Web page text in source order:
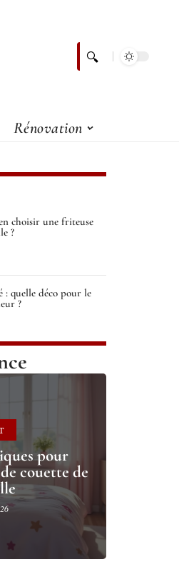
Rénovation
choisir une friteuse
?
: quelle déco pour le
?
pour
couette de